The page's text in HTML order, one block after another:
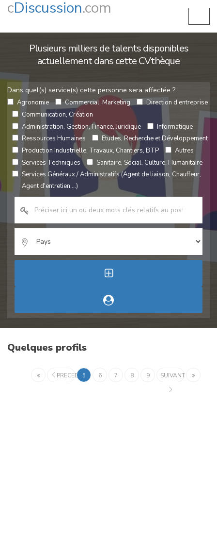
cDiscussion.com
Plusieurs milliers de talents disponibles
actuellement dans cette CVthèque
Dans quel(s) service(s) cette personne sera affectée ?
Agronomie Commercial, Marketing
Direction d'entreprise
Communication, Création
Administration, Gestion, Finance, Juridique
Informatique
Ressources Humaines
Etudes, Recherche et Développement
Production Industrielle, Travaux, Chantiers, BTP
Autres
Services Techniques
Sanitaire, Social, Culture, Humanitaire
Services Généraux / Administratifs (Agent de liaison, Chauffeur,
Agent d'entretien,...)
Quelques profils
PRECEDENT
5 6 7 8 9 SUIVANT